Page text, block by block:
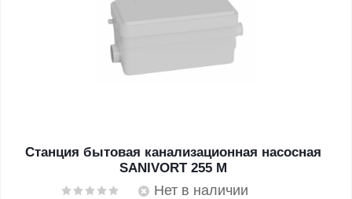
Станция бытовая канализационная насосная
SANIVORT 255 M
Нет в наличии